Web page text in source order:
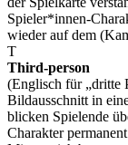
Spieler*innen-
wieder auf dem
T
Third-person
(Englisch für „dritte
Bildausschnitt in
blicken Spielende
Charakter